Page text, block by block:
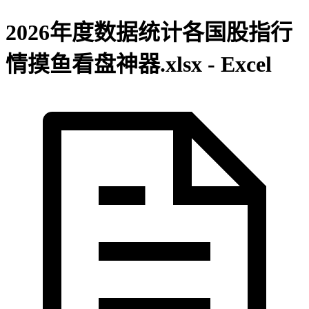
2026年度数据统计各国股指行
情摸鱼看盘神器.xlsx - Excel